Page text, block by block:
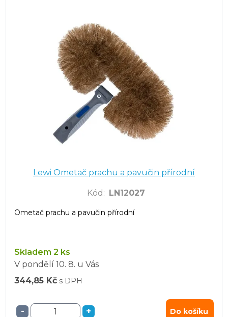
Lewi Ometač prachu a pavučin přírodní
Kód : LN12027
Ometač prachu a pavučin přírodní
Skladem 2 ks
V pondělí 10. 8. u Vás
344,85 Kč s DPH
- + Do košíku